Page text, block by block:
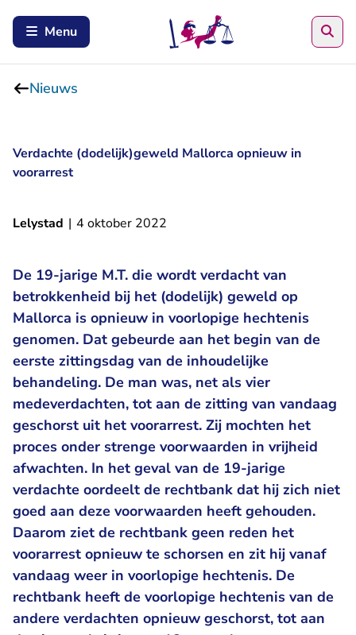
Menu
Nieuws
Verdachte (dodelijk)geweld Mallorca opnieuw in
voorarrest
Lelystad | 4 oktober 2022
De 19-jarige M.T. die wordt verdacht van
betrokkenheid bij het (dodelijk) geweld op
Mallorca is opnieuw in voorlopige hechtenis
genomen. Dat gebeurde aan het begin van de
eerste zittingsdag van de inhoudelijke
behandeling. De man was, net als vier
medeverdachten, tot aan de zitting van vandaag
geschorst uit het voorarrest. Zij mochten het
proces onder strenge voorwaarden in vrijheid
afwachten. In het geval van de 19-jarige
verdachte oordeelt de rechtbank dat hij zich niet
goed aan deze voorwaarden heeft gehouden.
Daarom ziet de rechtbank geen reden het
voorarrest opnieuw te schorsen en zit hij vanaf
vandaag weer in voorlopige hechtenis. De
rechtbank heeft de voorlopige hechtenis van de
andere verdachten opnieuw geschorst, tot aan